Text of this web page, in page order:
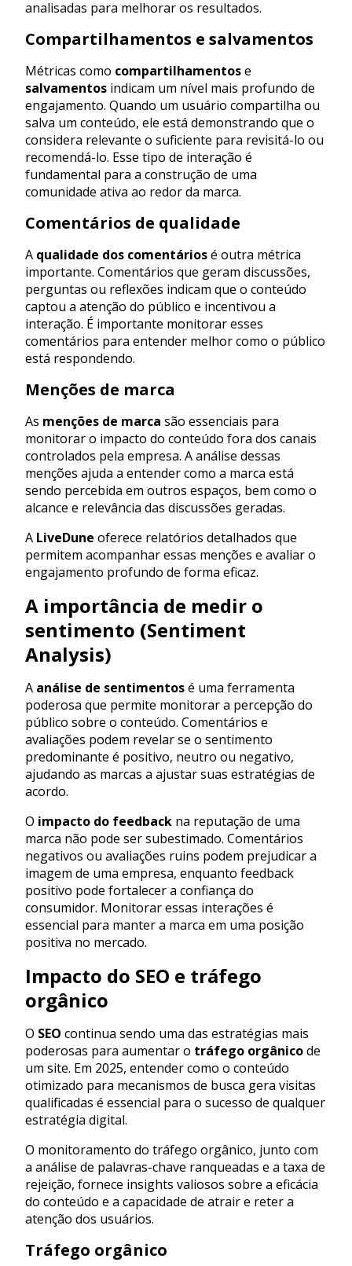
analisadas para melhorar os resultados.
Compartilhamentos e salvamentos
Métricas como compartilhamentose
salvamentos indicam um nível mais profundo de
engajamento. Quando um usuário compartilha ou
salva um conteúdo, ele está demonstrando que o
considera relevante o suficiente para revisitá-lo ou
recomendá-lo. Esse tipo de interação é
fundamental para a construção de uma
comunidade ativa ao redor da marca.
Comentários de qualidade
A qualidade dos comentáriosé outra métrica
importante. Comentários que geram discussões,
perguntas ou reflexões indicam que o conteúdo
captou a atenção do público e incentivou a
interação. É importante monitorar esses
comentários para entender melhor como o público
está respondendo.
Menções de marca
As menções de marca são essenciais para
monitorar o impacto do conteúdo fora dos canais
controlados pela empresa. A análise dessas
menções ajuda a entender como a marca está
sendo percebida em outros espaços, bem como o
alcance e relevância das discussões geradas.
A LiveDune oferece relatórios detalhados que
permitem acompanhar essas menções e avaliar o
engajamento profundo de forma eficaz.
A importância de medir o
sentimento (Sentiment
Analysis)
A análise de sentimentosé uma ferramenta
poderosa que permite monitorar a percepção do
público sobre o conteúdo. Comentários e
avaliações podem revelar se o sentimento
predominante é positivo, neutro ou negativo,
ajudando as marcas a ajustar suas estratégias de
acordo.
O impacto do feedback na reputação de uma
marca não pode ser subestimado. Comentários
negativos ou avaliações ruins podem prejudicar a
imagem de uma empresa, enquanto feedback
positivo pode fortalecer a confiança do
consumidor. Monitorar essas interações é
essencial para manter a marca em uma posição
positiva no mercado.
Impacto do SEO e tráfego
orgânico
O SEO continua sendo uma das estratégias mais
poderosas para aumentar o tráfego orgânicode
um site. Em 2025, entender como o conteúdo
otimizado para mecanismos de busca gera visitas
qualificadas é essencial para o sucesso de qualquer
estratégia digital.
O monitoramento do tráfego orgânico, junto com
a análise de palavras-chave ranqueadas e a taxa de
rejeição, fornece insights valiosos sobre a eficácia
do conteúdo e a capacidade de atrair e reter a
atenção dos usuários.
Tráfego orgânico